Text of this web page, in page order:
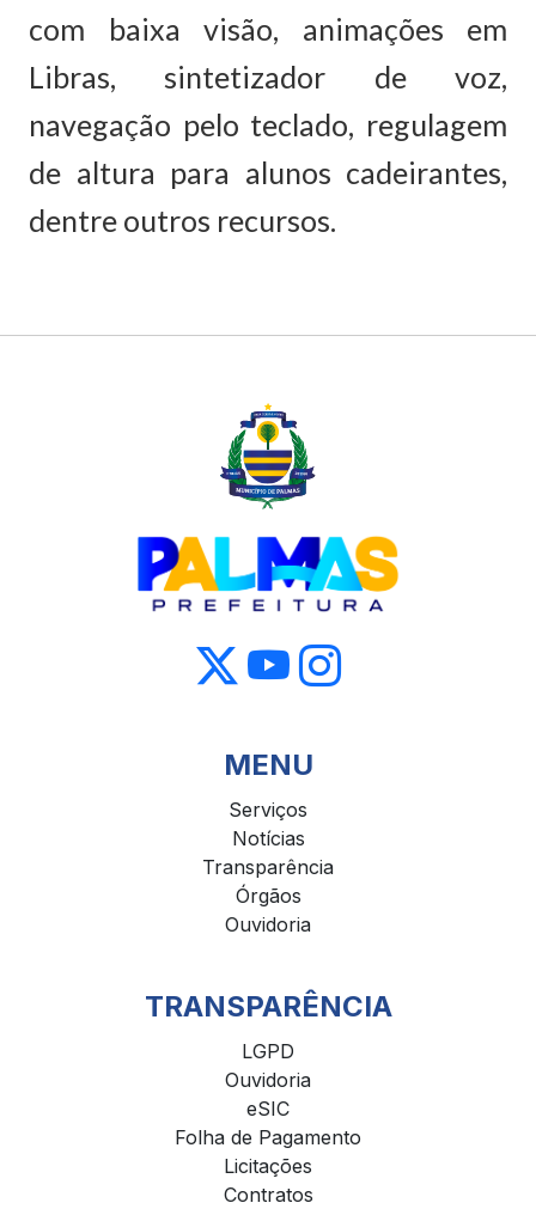
com baixa visão, animações em
Libras, sintetizador de voz,
navegação pelo teclado, regulagem
de altura para alunos cadeirantes,
dentre outros recursos.
MENU
Serviços
Notícias
Transparência
Órgãos
Ouvidoria
TRANSPARÊNCIA
LGPD
Ouvidoria
eSIC
Folha de Pagamento
Licitações
Contratos